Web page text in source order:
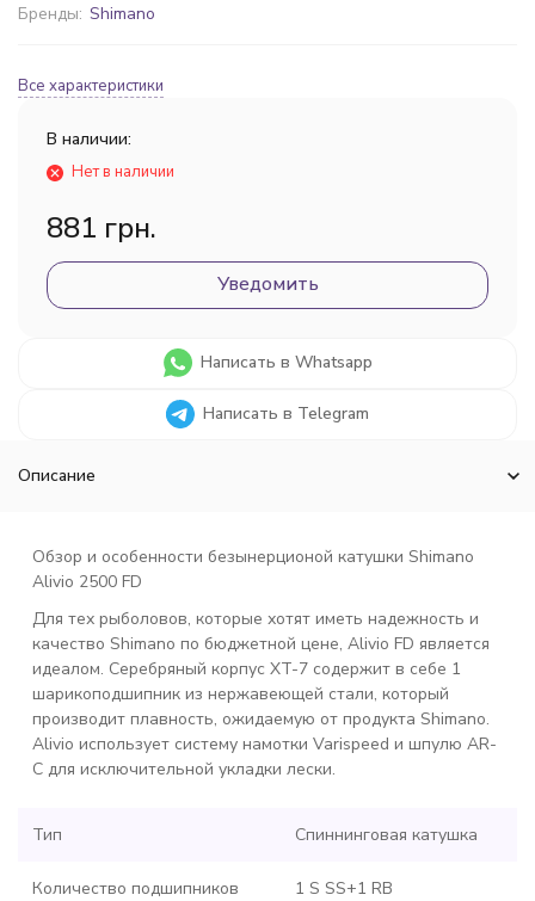
Бренды: Shimano
Все характеристики
В наличии:
Нет в наличии
881 грн.
Уведомить
Написать в Whatsapp
Написать в Telegram
Описание
Обзор и особенности безынерционой катушки Shimano
Alivio 2500 FD
Для тех рыболовов, которые хотят иметь надежность и
качество Shimano по бюджетной цене, Alivio FD является
идеалом. Серебряный корпус XT-7 содержит в себе 1
шарикоподшипник из нержавеющей стали, который
производит плавность, ожидаемую от продукта Shimano.
Alivio использует систему намотки Varispeed и шпулю AR-
C для исключительной укладки лески.
Тип Спиннинговая катушка
Количество подшипников 1 S SS+1 RB